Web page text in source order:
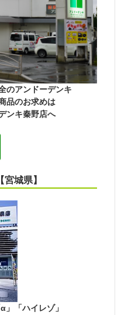
ーデンキ
求めは
野店へ
城県】
レゾ」